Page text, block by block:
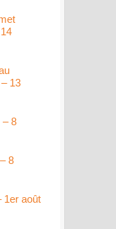
13
– 8
8
1er août